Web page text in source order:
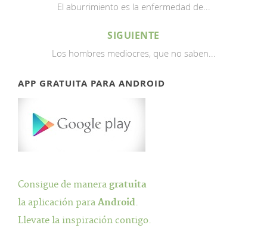
El aburrimiento es la enfermedad de...
SIGUIENTE
Los hombres mediocres, que no saben...
APP GRATUITA PARA ANDROID
Consigue de manera gratuita
la aplicación para Android.
Llevate la inspiración contigo.